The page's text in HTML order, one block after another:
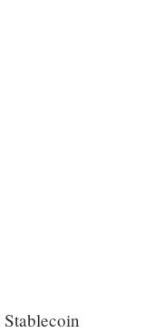
Stablecoin